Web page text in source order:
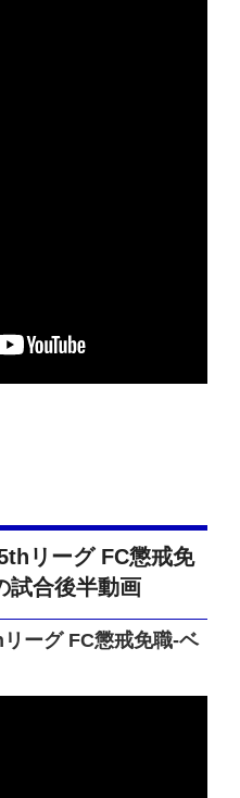
リーグ FC懲戒免
試合後半動画
ーグ FC懲戒免職-ベ